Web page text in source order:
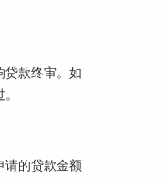
贷款终审。如
请的贷款金额